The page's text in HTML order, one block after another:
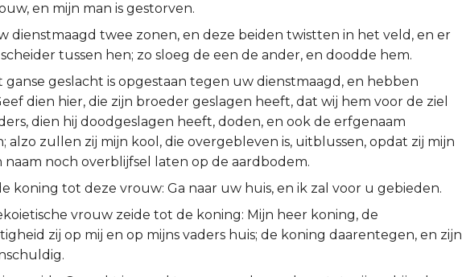
en mijn man is gestorven.
dienstmaagd twee zonen, en deze beiden twistten in het veld, en er
tussen hen; zo sloeg de een de ander, en doodde hem.
ganse geslacht is opgestaan tegen uw dienstmaagd, en hebben
dien hier, die zijn broeder geslagen heeft, dat wij hem voor de ziel
dien hij doodgeslagen heeft, doden, en ook de erfgenaam
alzo zullen zij mijn kool, die overgebleven is, uitblussen, opdat zij mijn
naam noch overblijfsel laten op de aardbodem.
koning tot deze vrouw: Ga naar uw huis, en ik zal voor u gebieden.
vrouw zeide tot de koning: Mijn heer koning, de
zij op mij en op mijns vaders huis; de koning daarentegen, en zijn